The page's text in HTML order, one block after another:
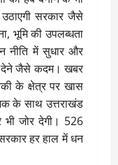
सरकार जैसे
भूमि की उपलब्धता
नीति में सुधार और
देने जैसे कदम। खबर
के क्षेत्र पर खास
के साथ उत्तराखंड
भी जोर देगी। 526
हर हाल में धन